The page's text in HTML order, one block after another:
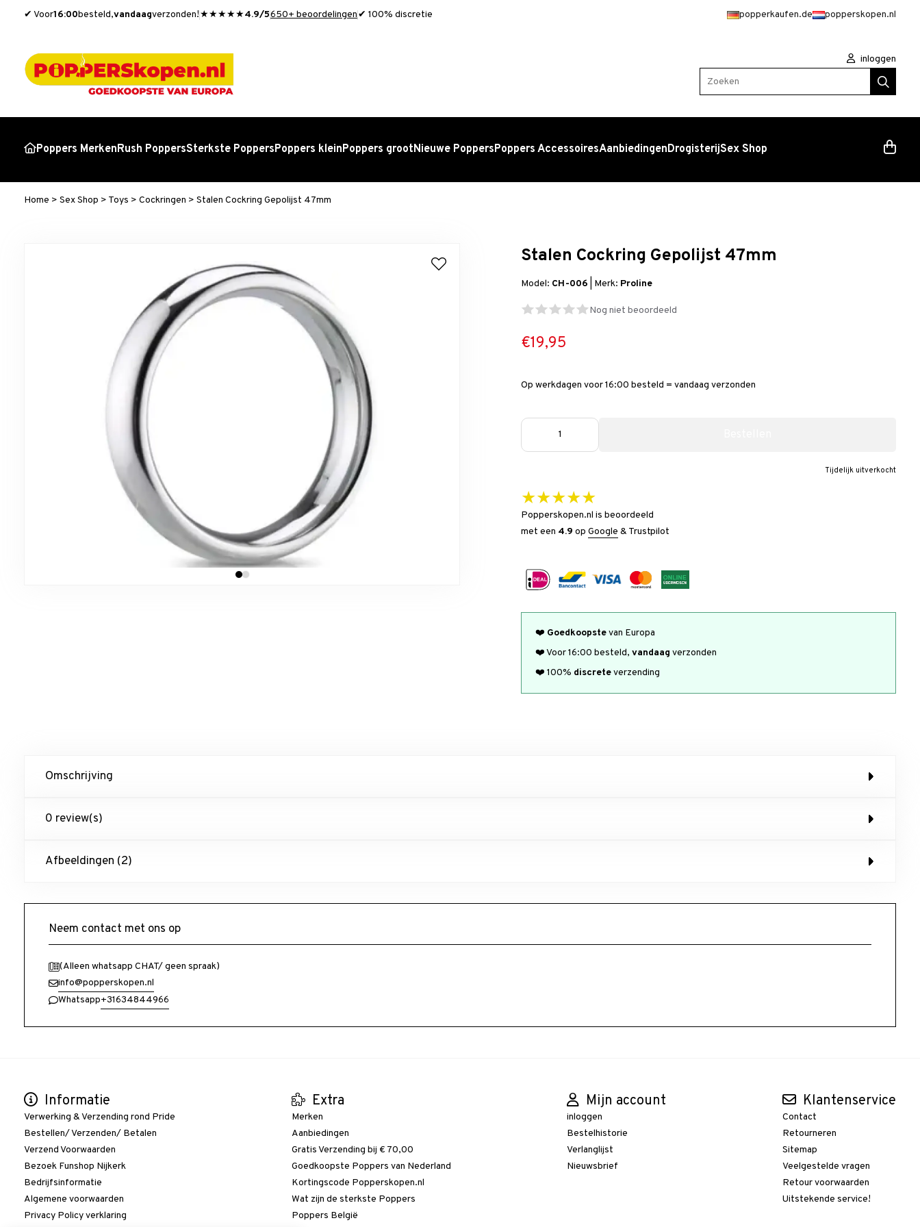
✔ Voor16:00besteld,vandaagverzonden!★★★★★4.9/5650+ beoordelingen✔ 100% discretie popperkaufen.de popperskopen.nl
inloggen
Zoeken
Poppers MerkenRush PoppersSterkste PoppersPoppers kleinPoppers grootNieuwe PoppersPoppers AccessoiresAanbiedingenDrogisterijSex Shop
Home > Sex Shop > Toys > Cockringen > Stalen Cockring Gepolijst 47mm
Stalen Cockring Gepolijst 47mm
Model: CH-006 Merk: Proline
Nog niet beoordeeld
€19,95
Op werkdagen voor 16:00 besteld = vandaag verzonden
Tijdelijk uitverkocht
★★★★★
Popperskopen.nl is beoordeeld
met een 4.9 opGoogle & Trustpilot
❤️ Goedkoopstevan Europa
❤️ Voor 16:00 besteld,vandaag verzonden
❤️ 100% discreteverzending
Omschrijving
0 review(s)
Afbeeldingen (2)
Neem contact met ons op
(Alleen whatsapp CHAT/ geen spraak)
info@popperskopen.nl
Whatsapp+31634844966
Informatie
Verwerking & Verzending rond Pride
Bestellen/ Verzenden/ Betalen
Verzend Voorwaarden
Bezoek Funshop Nijkerk
Bedrijfsinformatie
Algemene voorwaarden
Privacy Policy verklaring
Extra
Merken
Aanbiedingen
Gratis Verzending bij € 70,00
Goedkoopste Poppers van Nederland
Kortingscode Popperskopen.nl
Wat zijn de sterkste Poppers
Poppers België
Mijn account
inloggen
Bestelhistorie
Verlanglijst
Nieuwsbrief
Klantenservice
Contact
Retourneren
Sitemap
Veelgestelde vragen
Retour voorwaarden
Uitstekende service!